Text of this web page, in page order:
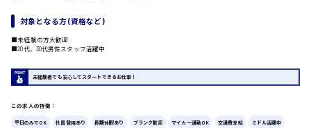
製造・軽作業・物流系
製造オペレーター
ピッキング・仕分け
軽作業
広島市中区
広島市東区
時給1200円～
対象となる方 (資格など)
■未経験の方大歓迎
■20代、30代男性スタッフ活躍中
未経験者でも安心してスタートできるお仕事！
この求人の特徴：
平日のみでOK 社員登用あり 長期休暇あり ブランク歓迎 マイカー通勤OK 交通費支給 ミドル活躍中